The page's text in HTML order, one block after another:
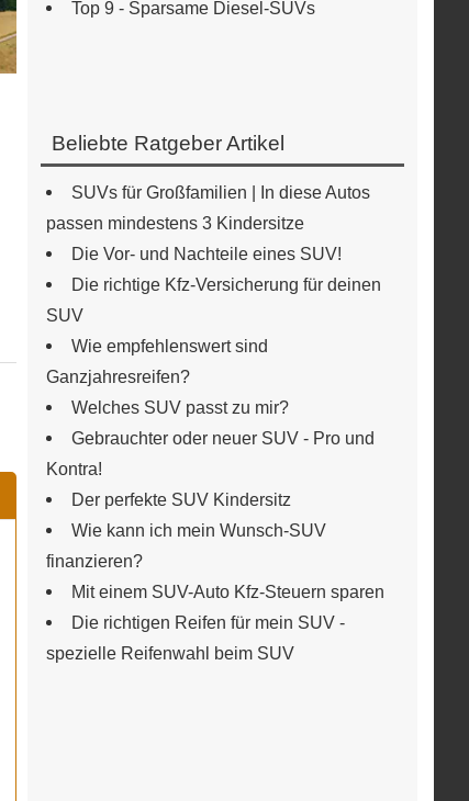
Top 9 - Sparsame Diesel-SUVs
Beliebte Ratgeber Artikel
SUVs für Großfamilien | In diese Autos
passen mindestens 3 Kindersitze
Die Vor- und Nachteile eines SUV!
Die richtige Kfz-Versicherung für deinen
SUV
Wie empfehlenswert sind
Ganzjahresreifen?
Welches SUV passt zu mir?
Gebrauchter oder neuer SUV - Pro und
Kontra!
Der perfekte SUV Kindersitz
Wie kann ich mein Wunsch-SUV
finanzieren?
Mit einem SUV-Auto Kfz-Steuern sparen
Die richtigen Reifen für mein SUV -
spezielle Reifenwahl beim SUV